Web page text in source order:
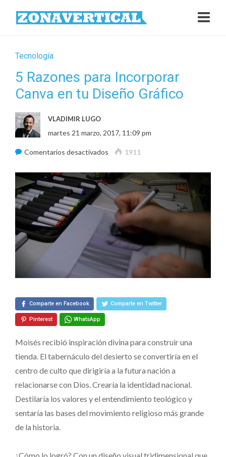
Tecnología
5 Razones para Incorporar
Canva en tu Diseño Gráfico
VLADIMIR LUGO
martes 21 marzo, 2017, 11:09 pm
Comentarios desactivados en
Razones
para
Incorporar
Canva
en
tu
Diseño
Gráfico
1911
Comparte en Facebook Comparte en Twitter
Pinterest WhatsApp
Moisés recibió inspiración divina para construir una
tienda. El tabernáculo del desierto se convertiría en el
centro de culto que dirigiría a la futura nación a
relacionarse con Dios. Crearía la identidad nacional.
Destilaría los valores y el entendimiento teológico y
sentaría las bases del movimiento religioso más grande
de la historia.
¿Cómo lo logró? Con un diseño visual tridimensional que